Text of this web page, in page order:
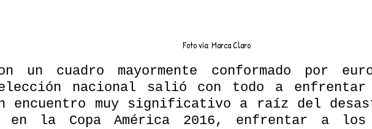
Foto vía: Marca Claro
un cuadro mayormente conformado por
nacional salió con todo a
encuentro muy significativo a raíz del
en la Copa América 2016, enfrentar a los